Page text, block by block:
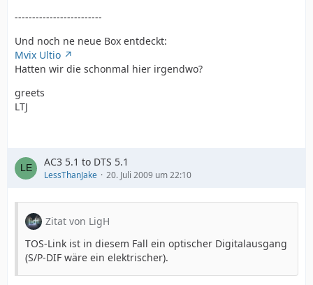
-------------------------
Und noch ne neue Box entdeckt:
Mvix Ultio
Hatten wir die schonmal hier irgendwo?
greets
LTJ
AC3 5.1 to DTS 5.1
LessThanJake 20. Juli 2009 um 22:10
Zitat von LigH
TOS-Link ist in diesem Fall ein optischer Digitalausgang
(S/P-DIF wäre ein elektrischer).